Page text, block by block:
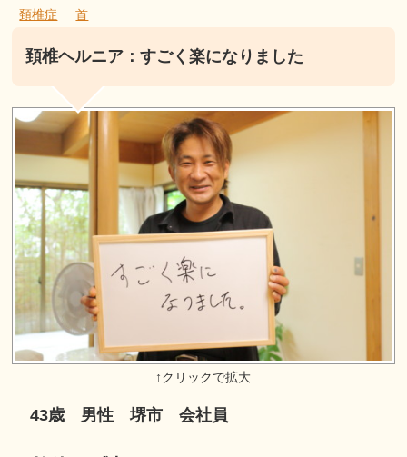
頚椎症
首
頚椎ヘルニア：すごく楽になりました
43歳 男性 堺市 会社員